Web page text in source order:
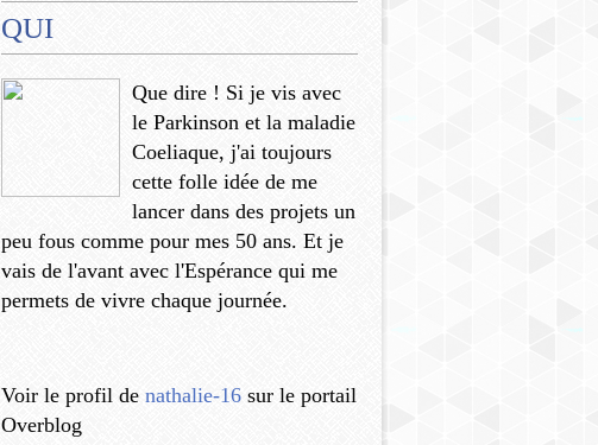
QUI
Que dire ! Si je vis avec
le Parkinson et la maladie
Coeliaque, j'ai toujours
cette folle idée de me
lancer dans des projets un
peu fous comme pour mes 50 ans. Et je
vais de l'avant avec l'Espérance qui me
permets de vivre chaque journée.
Voir le profil de nathalie-16 sur le portail
Overblog